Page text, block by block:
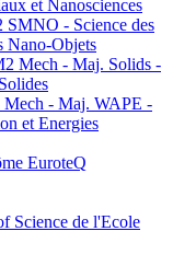
et Nanosciences
- Science des
Nano-Objets
Mech - Maj. Solids -
- Maj. WAPE -
et Energies
EuroteQ
Science de l'Ecole